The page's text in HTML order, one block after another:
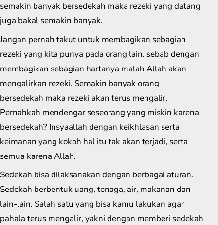
semakin banyak bersedekah maka rezeki yang datang
juga bakal semakin banyak.
Jangan pernah takut untuk membagikan sebagian
rezeki yang kita punya pada orang lain. sebab dengan
membagikan sebagian hartanya malah Allah akan
mengalirkan rezeki. Semakin banyak orang
bersedekah maka rezeki akan terus mengalir.
Pernahkah mendengar seseorang yang miskin karena
bersedekah? Insyaallah dengan keikhlasan serta
keimanan yang kokoh hal itu tak akan terjadi, serta
semua karena Allah.
Sedekah bisa dilaksanakan dengan berbagai aturan.
Sedekah berbentuk uang, tenaga, air, makanan dan
lain-lain. Salah satu yang bisa kamu lakukan agar
pahala terus mengalir, yakni dengan memberi sedekah